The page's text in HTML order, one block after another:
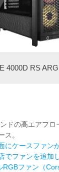
4000D RS
ドの高エアフロ
ス。
にケースファン
でファンを追加
ファン（